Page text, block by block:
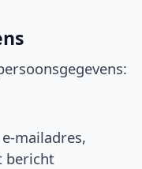
mailadres,
bericht